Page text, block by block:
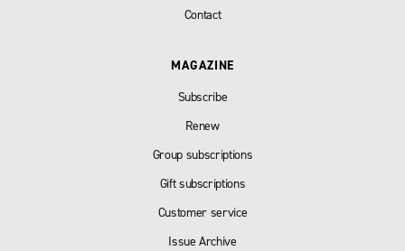
Contact
MAGAZINE
Subscribe
Renew
Group subscriptions
Gift subscriptions
Customer service
Issue Archive